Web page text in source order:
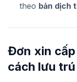
theo bản dịch
Đơn xin
cách lưu